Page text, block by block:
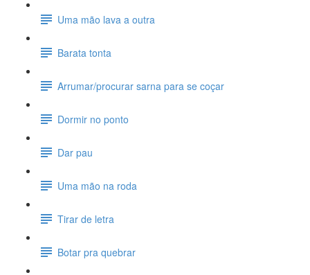
Uma mão lava a outra
Barata tonta
Arrumar/procurar sarna para se coçar
Dormir no ponto
Dar pau
Uma mão na roda
Tirar de letra
Botar pra quebrar